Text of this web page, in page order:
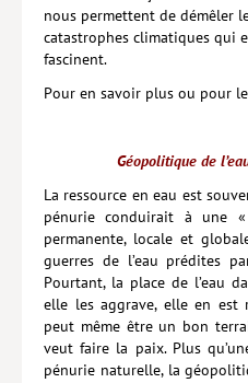
Hors
CONTACT
nous permettent de démêler
catastrophes climatiques qui
fascinent.
Pour en savoir plus ou pour
Géopolitique de
La ressource en eau est
pénurie conduirait à une
permanente, locale et
guerres de l’eau prédites
Pourtant, la place de l’eau
elle les aggrave, elle en est
peut même être un bon
veut faire la paix. Plus
pénurie naturelle, la